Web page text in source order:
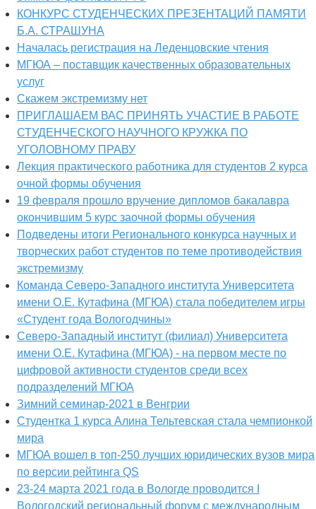
КОНКУРС СТУДЕНЧЕСКИХ ПРЕЗЕНТАЦИЙ ПАМЯТИ
Б.А. СТРАШУНА
Началась регистрация на Леденцовские чтения
МГЮА – поставщик качественных образовательных
услуг
Скажем экстремизму нет
ПРИГЛАШАЕМ ВАС ПРИНЯТЬ УЧАСТИЕ В РАБОТЕ
СТУДЕНЧЕСКОГО НАУЧНОГО КРУЖКА ПО
УГОЛОВНОМУ ПРАВУ
Лекция практического работника для студентов 2 курса
очной формы обучения
19 февраля прошло вручение дипломов бакалавра
окончившим 5 курс заочной формы обучения
Подведены итоги Регионального конкурса научных и
творческих работ студентов по теме противодействия
экстремизму
Команда Северо-Западного института Университета
имени О.Е. Кутафина (МГЮА) стала победителем игры
«Студент года Вологодчины»
Северо-Западный институт (филиал) Университета
имени О.Е. Кутафина (МГЮА) - на первом месте по
цифровой активности студентов среди всех
подразделений МГЮА
Зимний семинар-2021 в Венгрии
Студентка 1 курса Алина Тельтевская стала чемпионкой
мира
МГЮА вошел в топ-250 лучших юридических вузов мира
по версии рейтинга QS
23-24 марта 2021 года в Вологде проводится I
Вологодский региональный форум с международным